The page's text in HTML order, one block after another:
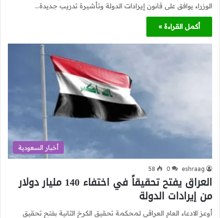
الوزراء يوافق على قانون إيرادات الدولة وتأشيرة تدريب جديدة…
أكمل القراءة »
أخبار السعودية
eshraag
0
58
العراق يفتح تحقيقاً في اختفاء 140 مليار دولار
من إيرادات الدولة
أوعز الادعاء العام العراقي لمحكمة تحقيق الكرخ الثانية بفتح تحقيق